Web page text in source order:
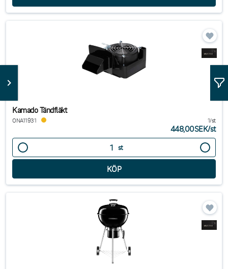
Kamado Tändfläkt
ONA11931 1/st
448,00SEK/st
st